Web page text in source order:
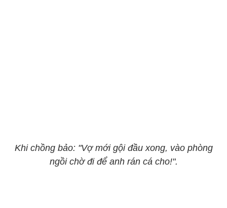
Khi chồng bảo: "Vợ mới gội đầu xong, vào phòng
ngồi chờ đi để anh rán cá cho!".